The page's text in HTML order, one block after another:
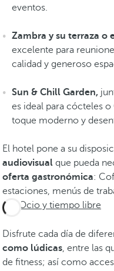
eventos.
Zambra y su terraza o
excelente para
calidad y generoso
Sun & Chill Garden,
es ideal para cócteles
toque moderno y
El hotel pone a su
audiovisual que pueda
oferta gastronómica:
estaciones, menús de
Ocio y tiempo libre
Disfrute cada día de
como lúdicas, entre las
de fitness; así como